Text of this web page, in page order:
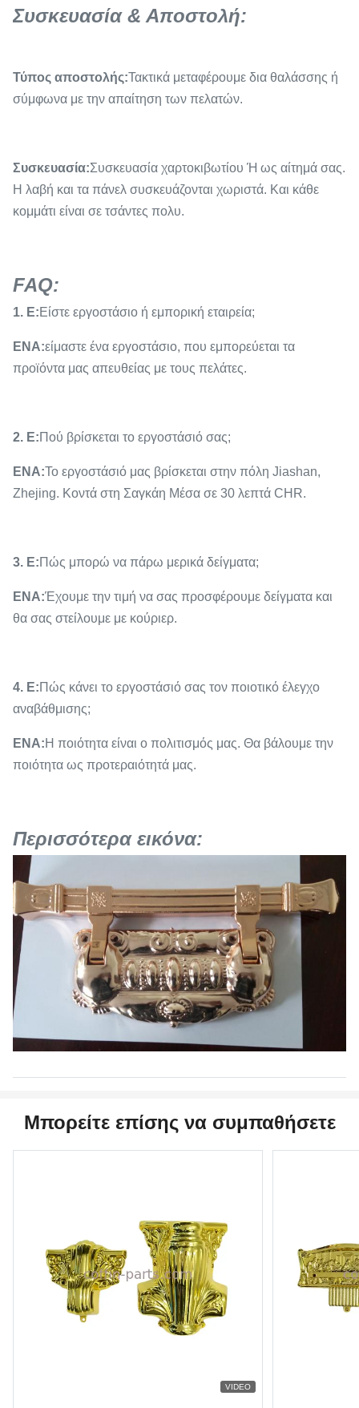
Συσκευασία & Αποστολή:
Τύπος αποστολής:Τακτικά μεταφέρουμε δια θαλάσσης ή
σύμφωνα με την απαίτηση των πελατών.
Συσκευασία:Συσκευασία χαρτοκιβωτίου Ή ως αίτημά σας.
Η λαβή και τα πάνελ συσκευάζονται χωριστά. Και κάθε
κομμάτι είναι σε τσάντες πολυ.
FAQ:
1. Ε:Είστε εργοστάσιο ή εμπορική εταιρεία;
ΕΝΑ:είμαστε ένα εργοστάσιο, που εμπορεύεται τα
προϊόντα μας απευθείας με τους πελάτες.
2. Ε:Πού βρίσκεται το εργοστάσιό σας;
ΕΝΑ:Το εργοστάσιό μας βρίσκεται στην πόλη Jiashan,
Zhejing. Κοντά στη Σαγκάη Μέσα σε 30 λεπτά CHR.
3. Ε:Πώς μπορώ να πάρω μερικά δείγματα;
ΕΝΑ:Έχουμε την τιμή να σας προσφέρουμε δείγματα και
θα σας στείλουμε με κούριερ.
4. Ε:Πώς κάνει το εργοστάσιό σας τον ποιοτικό έλεγχο
αναβάθμισης;
ΕΝΑ:Η ποιότητα είναι ο πολιτισμός μας. Θα βάλουμε την
ποιότητα ως προτεραιότητά μας.
Περισσότερα εικόνα:
Μπορείτε επίσης να συμπαθήσετε
VIDEO